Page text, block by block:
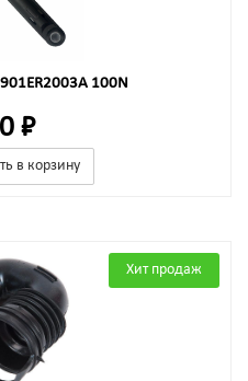
100N
₽
в корзину
Хит продаж